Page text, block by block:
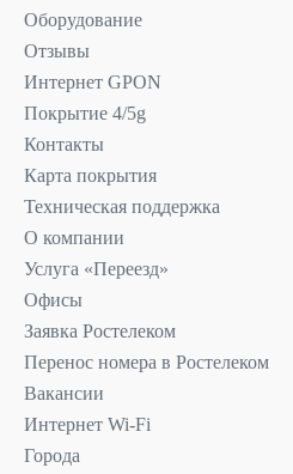
Оборудование
Отзывы
Интернет GPON
Покрытие 4/5g
Контакты
Карта покрытия
Техническая поддержка
О компании
Услуга «Переезд»
Офисы
Заявка Ростелеком
Перенос номера в Ростелеком
Вакансии
Интернет Wi-Fi
Города